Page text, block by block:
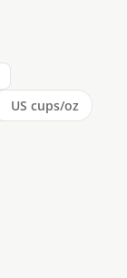
US cups/oz